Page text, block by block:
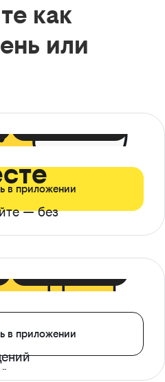
как
или
— без
в приложении
в приложении